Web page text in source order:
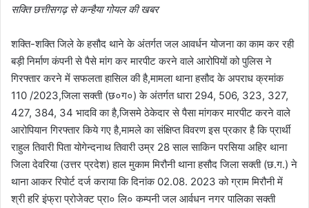
सक्ति छत्तीसगढ़ से कन्हैया गोयल की खबर
शक्ति-शक्ति जिले के हसौद थाने के अंतर्गत जल आवर्धन योजना का काम कर रही
बड़ी निर्माण कंपनी से पैसे मांग कर मारपीट करने वाले आरोपियों को पुलिस ने
गिरफ्तार करने में सफलता हासिल की है,मामला थाना हसौद के अपराध क्रमांक
110 /2023,जिला सक्ती (छ०ग०) के अंतर्गत धारा 294, 506, 323, 327,
427, 384, 34 भादवि का है,जिसमे ठेकेदार से पैसा मांगकर मारपीट करने वाले
आरोपियान गिरफ्तार किये गए है,मामले का संक्षिप्त विवरण इस प्रकार है कि प्रार्थी
राहुल तिवारी पिता योगेन्दनाथ तिवारी उम्र 28 साल साकिन परसिया अहिर थाना
जिला देवरिया (उत्तर प्रदेश) हाल मुकाम मिरौनी थाना हसौद जिला सक्ती (छ.ग.) ने
थाना आकर रिपोर्ट दर्ज कराया कि दिनांक 02.08. 2023 को ग्राम मिरौनी में
श्री हरि इंफ्रा प्रोजेक्ट प्रा० लि० कम्पनी जल आर्वधन नगर पालिका सक्ती